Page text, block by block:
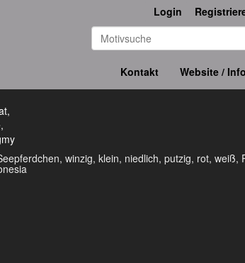
Login
Kontakt Website /
winzig, klein, niedlich, putzig, rot, weiß,